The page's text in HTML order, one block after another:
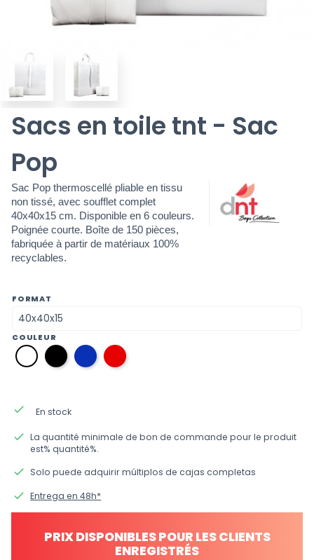
Sacs en toile tnt - Sac
Pop
Sac Pop thermoscellé pliable en tissu
non tissé, avec soufflet complet
40x40x15 cm. Disponible en 6 couleurs.
Poignée courte. Boîte de 150 pièces,
fabriquée à partir de matériaux 100%
recyclables.
FORMAT
COULEUR
01
blanc
12
noir
34
bleu
électrique
09
rouge
done En stock
done La quantité minimale de bon de commande pour le produit
est% quantité%.
done Solo puede adquirir múltiplos de cajas completas
done Entrega en 48h*
PRIX DISPONIBLES POUR LES CLIENTS
ENREGISTRÉS